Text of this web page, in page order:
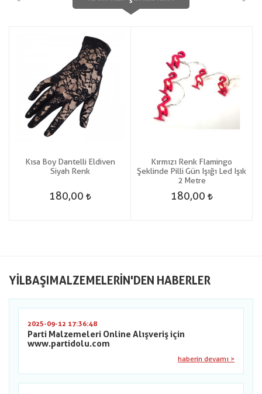
Kısa Boy Dantelli Eldiven
Siyah Renk
180,00
Kırmızı Renk Flamingo
Şeklinde Pilli Gün Işığı Led Işık
2 Metre
180,00
YILBAŞIMALZEMELERIN'DEN HABERLER
2025-09-12 17:36:48
Parti Malzemeleri Online Alışveriş için
www.partidolu.com
haberin devamı >